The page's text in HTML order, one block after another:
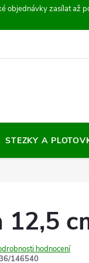
objednávky zasílat až
STEZKY A
12,5
hodnocení
146540